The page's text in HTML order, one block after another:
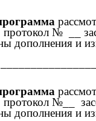
№ __
дополнения и
№__
дополнения и